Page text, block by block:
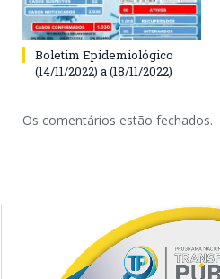
Boletim Epidemiológico
(14/11/2022) a (18/11/2022)
Os comentários estão fechados.